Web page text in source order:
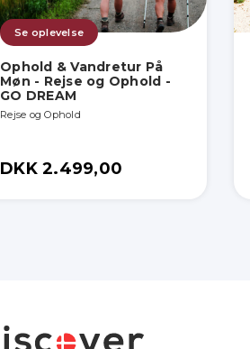
Se oplevelse
Ophold & Vandretur På
Møn - Rejse og Ophold -
GO DREAM
Rejse og Ophold
DKK 2.499,00